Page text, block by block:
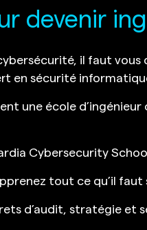
devenir
il faut
en sécurité
une école
Cybersecurity
tout ce qu’il faut
d’audit, stratégie et